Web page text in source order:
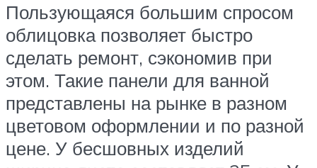
Пользующаяся большим спросом
облицовка позволяет быстро
сделать ремонт, сэкономив при
этом. Такие панели для ванной
представлены на рынке в разном
цветовом оформлении и по разной
цене. У бесшовных изделий